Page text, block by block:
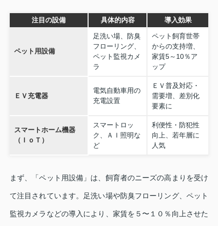
注目の設備 具体的内容 導入効果
ペット用設備
足洗い場、防臭
フローリング、
ペット監視カメ
ラ
ペット飼育世帯
からの支持増、
家賃5～10％ア
ップ
ＥＶ充電器
電気自動車用の
充電設置
ＥＶ普及対応・
需要増、差別化
要素に
スマートホーム機器
（ＩｏＴ）
スマートロッ
ク、ＡＩ照明な
ど
利便性・防犯性
向上、若年層に
人気
まず、「ペット用設備」は、飼育者のニーズの高まりを受け
て注目されています。足洗い場や防臭フローリング、ペット
監視カメラなどの導入により、家賃を５〜１０％向上させた